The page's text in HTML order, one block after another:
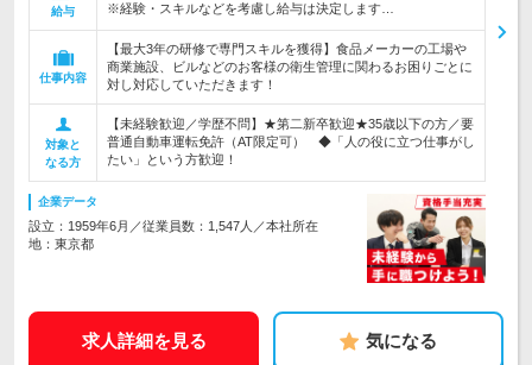
給与
※経験・スキルなどを考慮し給与は決定します…
仕事内容
【最大3年の研修で専門スキルを獲得】食品メーカーの工場や
商業施設、ビルなどのお客様の衛生管理に関わるお困りごとに
対し対応していただきます！
対象と
なる方
【未経験歓迎／学歴不問】★第二新卒歓迎★35歳以下の方／要
普通自動車運転免許（AT限定可） ◆「人の役に立つ仕事がし
たい」という方歓迎！
企業データ
設立：1959年6月／従業員数：1,547人／本社所在
地：東京都
求人詳細を見る 気になる